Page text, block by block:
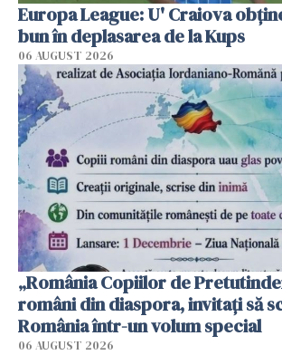
Europa League: U' Craiova
bun în deplasarea de la Kups
06 AUGUST 2026
„România Copiilor de
români din diaspora, invitați să
România într-un volum special
06 AUGUST 2026